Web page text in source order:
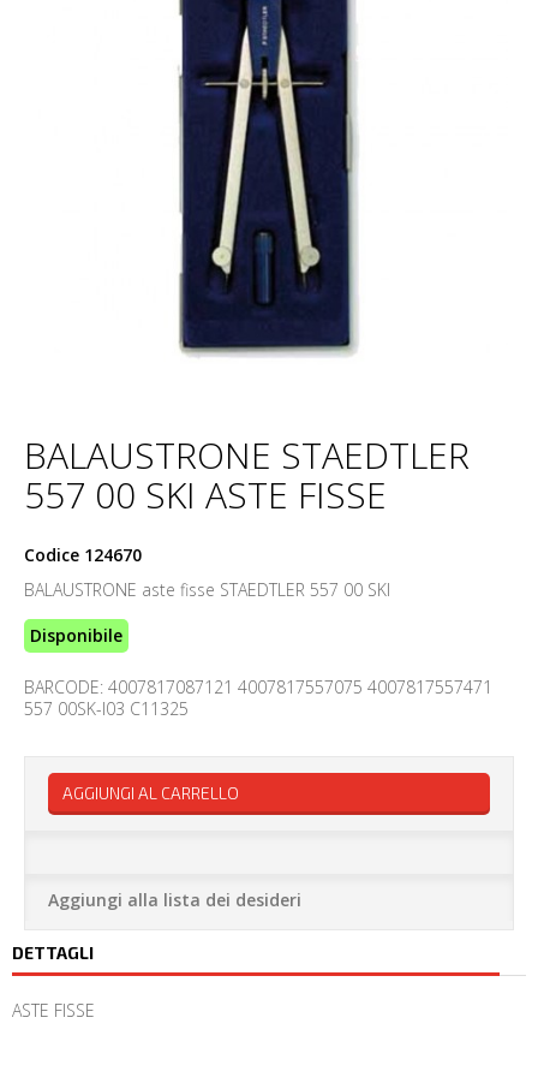
BALAUSTRONE STAEDTLER
557 00 SKI ASTE FISSE
Codice 124670
BALAUSTRONE aste fisse STAEDTLER 557 00 SKI
Disponibile
BARCODE: 4007817087121 4007817557075 4007817557471
557 00SK-I03 C11325
AGGIUNGI AL CARRELLO
Aggiungi alla lista dei desideri
DETTAGLI
ASTE FISSE